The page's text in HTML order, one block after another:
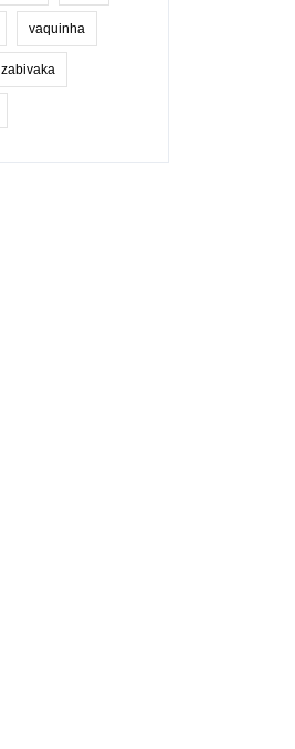
vaquinha
zabivaka